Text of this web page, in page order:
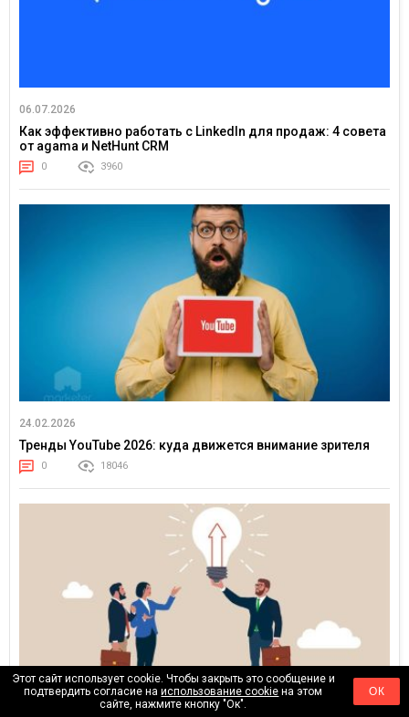
06.07.2026
Как эффективно работать с LinkedIn для продаж: 4 совета
от agama и NetHunt CRM
0 3960
24.02.2026
Тренды YouTube 2026: куда движется внимание зрителя
0 18046
Этот сайт использует cookie. Чтобы закрыть это сообщение и
подтвердить согласие наиспользование cookie на этом
сайте, нажмите кнопку "Ок".
ОК